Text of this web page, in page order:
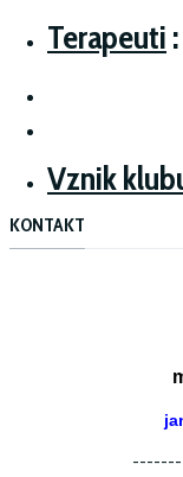
Terapeuti :
Vznik
KONTAKT